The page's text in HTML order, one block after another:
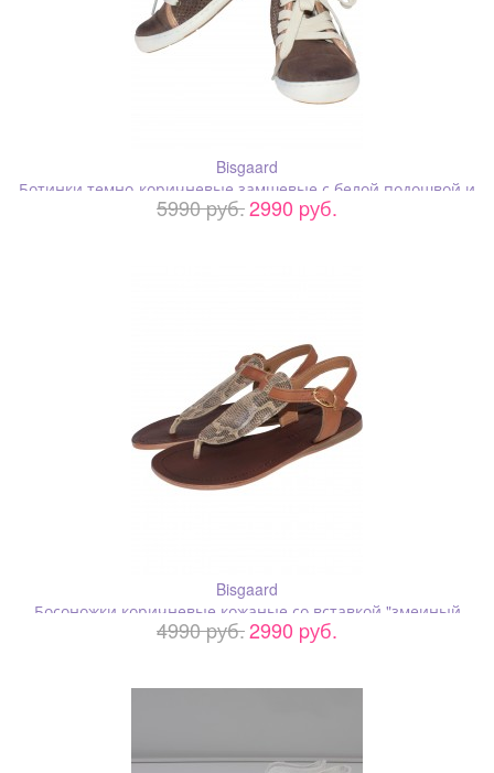
Bisgaard
Ботинки темно-коричневые замшевые с белой подошвой и
шнурками
5990 pуб.2990 pуб.
Bisgaard
Босоножки коричневые кожаные со вставкой "змеиный
принт"
4990 pуб.2990 pуб.